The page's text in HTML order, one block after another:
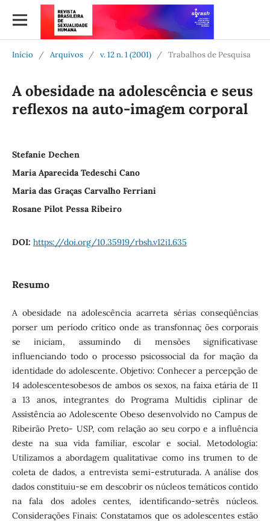
Início / Arquivos / v. 12 n. 1 (2001) / Trabalhos de Pesquisa
A obesidade na adolescência e seus
reflexos na auto-imagem corporal
Stefanie Dechen
Maria Aparecida Tedeschi Cano
Maria das Graças Carvalho Ferriani
Rosane Pilot Pessa Ribeiro
DOI: https://doi.org/10.35919/rbsh.v12i1.635
Resumo
A obesidade na adolescência acarreta sérias conseqüências
porser um período crítico onde as transfonnaç ões corporais
se iniciam, assumindo di­ mensões significativase
influenciando todo o processo psicossocial da for­ mação da
identidade do adolescente. Objetivo: Conhecer a percepção de
14 adolescentesobesos de ambos os sexos, na faixa etária de 11
a 13 anos, integrantes do Programa Multidis­ ciplinar de
Assistência ao Adolescente Obeso desenvolvido no Campus de
Ribeirão Preto- USP, com relação ao seu corpo e a influência
deste na sua vida familiar, escolar e social. Metodologia:
Utilizamos a abordagem qualitativae como ins trumen­ to de
coleta de dados, a entrevista semi-estruturada. A análise dos
dados constituiu-se em descobrir os núcleos temáticos contido
na fala dos adoles­ centes, identificando-setrês núcleos.
Considerações Finais: Constatamos que os adolescentes estão